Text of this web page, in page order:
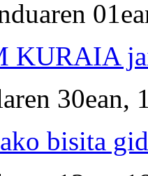
KURAIA
30ean,
bisita